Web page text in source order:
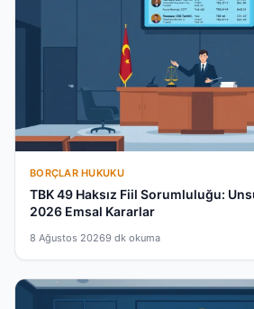
BORÇLAR HUKUKU
TBK 49 Haksız Fiil Sorumluluğu:
2026 Emsal Kararlar
8 Ağustos 20269 dk okuma